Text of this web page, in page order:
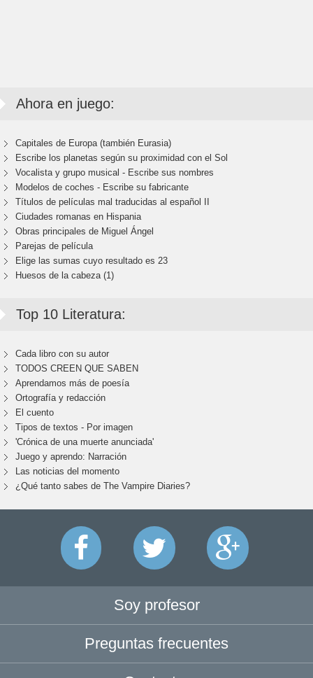
Ahora en juego:
Capitales de Europa (también Eurasia)
Escribe los planetas según su proximidad con el Sol
Vocalista y grupo musical - Escribe sus nombres
Modelos de coches - Escribe su fabricante
Títulos de películas mal traducidas al español II
Ciudades romanas en Hispania
Obras principales de Miguel Ángel
Parejas de película
Elige las sumas cuyo resultado es 23
Huesos de la cabeza (1)
Top 10 Literatura:
Cada libro con su autor
TODOS CREEN QUE SABEN
Aprendamos más de poesía
Ortografía y redacción
El cuento
Tipos de textos - Por imagen
'Crónica de una muerte anunciada'
Juego y aprendo: Narración
Las noticias del momento
¿Qué tanto sabes de The Vampire Diaries?
Soy profesor
Preguntas frecuentes